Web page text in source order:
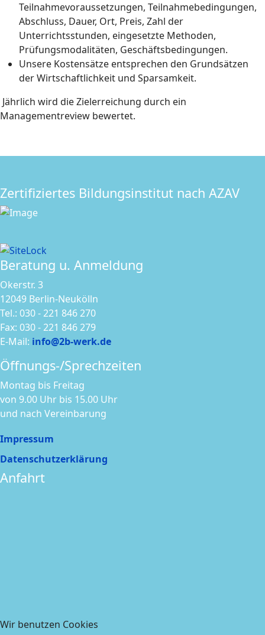
Teilnahmevoraussetzungen, Teilnahmebedingungen,
Abschluss, Dauer, Ort, Preis, Zahl der
Unterrichtsstunden, eingesetzte Methoden,
Prüfungsmodalitäten, Geschäftsbedingungen.
Unsere Kostensätze entsprechen den Grundsätzen
der Wirtschaftlichkeit und Sparsamkeit.
Jährlich wird die Zielerreichung durch ein
Managementreview bewertet.
Zertifiziertes Bildungsinstitut nach AZAV
Beratung u. Anmeldung
Okerstr. 3
12049 Berlin-Neukölln
Tel.: 030 - 221 846 270
Fax: 030 - 221 846 279
E-Mail: info@2b-werk.de
Öffnungs-/Sprechzeiten
Montag bis Freitag
von 9.00 Uhr bis 15.00 Uhr
und nach Vereinbarung
Impressum
Datenschutzerklärung
Anfahrt
Wir benutzen Cookies